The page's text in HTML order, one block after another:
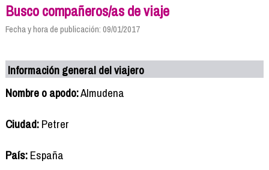
Busco compañeros/as de viaje
Fecha y hora de publicación: 09/01/2017
Información general del viajero
Nombre o apodo:Almudena
Ciudad:Petrer
País:España